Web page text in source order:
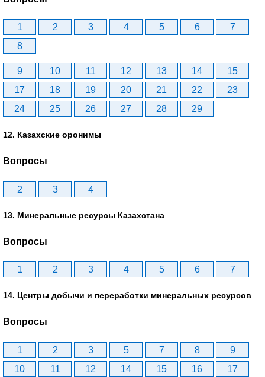
1 2 3 4 5 6
7
8
9 10 11 12 13 14
15
17
18 19 20 21 22
23
24
25 26 27 28 29
12. Казахские оронимы
Вопросы
2 3 4
13. Минеральные ресурсы Казахстана
Вопросы
1 2 3 4 5 6 7
14. Центры добычи и переработки минеральных ресурсов
Вопросы
1 2 3 5 7 8
9
10
11 12 14 15 16 17